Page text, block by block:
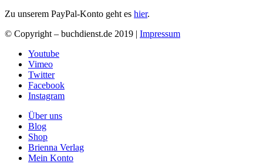
Zu unserem PayPal-Konto geht es hier.
© Copyright – buchdienst.de 2019 | Impressum
Youtube
Vimeo
Twitter
Facebook
Instagram
Über uns
Blog
Shop
Brienna Verlag
Mein Konto